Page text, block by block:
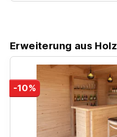
Erweiterung aus Holz
-10%